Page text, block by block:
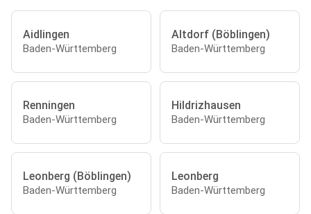
Aidlingen
Baden-Württemberg
Altdorf (Böblingen)
Baden-Württemberg
Renningen
Baden-Württemberg
Hildrizhausen
Baden-Württemberg
Leonberg (Böblingen)
Baden-Württemberg
Leonberg
Baden-Württemberg